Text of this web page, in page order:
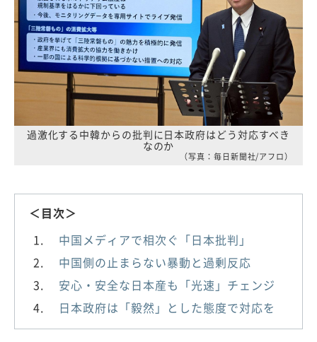
過激化する中韓からの批判に日本政府はどう対応すべき
なのか
（写真：毎日新聞社/アフロ）
＜目次＞
中国メディアで相次ぐ「日本批判」
中国側の止まらない暴動と過剰反応
安心・安全な日本産も「光速」チェンジ
日本政府は「毅然」とした態度で対応を